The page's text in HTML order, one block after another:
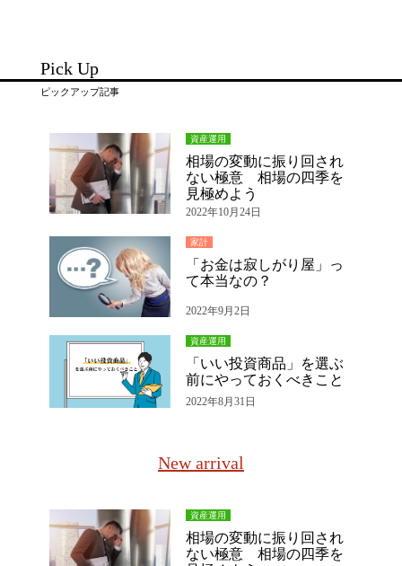
Pick Up
ピックアップ記事
資産運用
相場の変動に振り回され
ない極意 相場の四季を
見極めよう
2022年10月24日
家計
「お金は寂しがり屋」っ
て本当なの？
2022年9月2日
資産運用
「いい投資商品」を選ぶ
前にやっておくべきこと
2022年8月31日
New arrival
資産運用
相場の変動に振り回され
ない極意 相場の四季を